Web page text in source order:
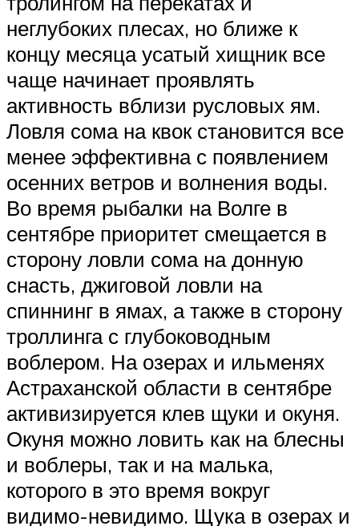
неглубоких плесах, но ближе к
концу месяца усатый хищник все
чаще начинает проявлять
активность вблизи русловых ям.
Ловля сома на квок становится все
менее эффективна с появлением
осенних ветров и волнения воды.
Во время рыбалки на Волге в
сентябре приоритет смещается в
сторону ловли сома на донную
снасть, джиговой ловли на
спиннинг в ямах, а также в сторону
троллинга с глубоководным
воблером. На озерах и ильменях
Астраханской области в сентябре
активизируется клев щуки и окуня.
Окуня можно ловить как на блесны
и воблеры, так и на малька,
которого в это время вокруг
видимо-невидимо. Щука в озерах и